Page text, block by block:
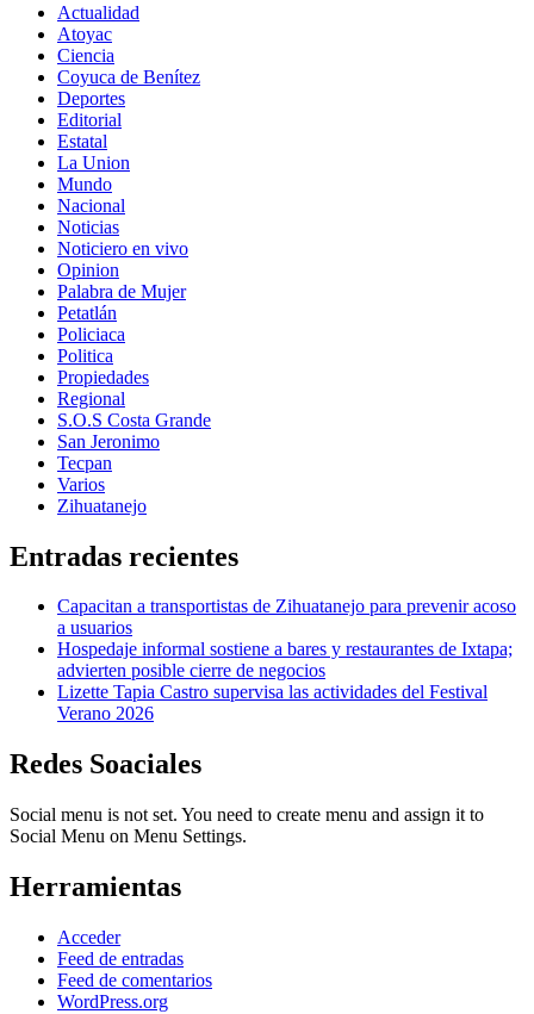
Actualidad
Atoyac
Ciencia
Coyuca de Benítez
Deportes
Editorial
Estatal
La Union
Mundo
Nacional
Noticias
Noticiero en vivo
Opinion
Palabra de Mujer
Petatlán
Policiaca
Politica
Propiedades
Regional
S.O.S Costa Grande
San Jeronimo
Tecpan
Varios
Zihuatanejo
Entradas recientes
Capacitan a transportistas de Zihuatanejo para prevenir acoso
a usuarios
Hospedaje informal sostiene a bares y restaurantes de Ixtapa;
advierten posible cierre de negocios
Lizette Tapia Castro supervisa las actividades del Festival
Verano 2026
Redes Soaciales
Social menu is not set. You need to create menu and assign it to
Social Menu on Menu Settings.
Herramientas
Acceder
Feed de entradas
Feed de comentarios
WordPress.org